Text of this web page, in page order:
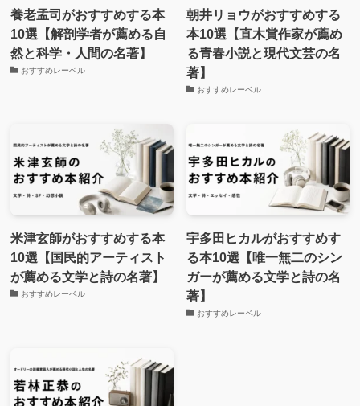
養老孟司がおすすめする本
10選【解剖学者が薦める自
然と科学・人間の名著】
おすすめレーベル
朝井リョウがおすすめする
本10選【直木賞作家が薦め
る青春小説と現代文芸の名
著】
おすすめレーベル
米津玄師がおすすめする本
10選【国民的アーティスト
が薦める文学と詩の名著】
おすすめレーベル
宇多田ヒカルがおすすめす
る本10選【唯一無二のシン
ガーが薦める文学と詩の名
著】
おすすめレーベル